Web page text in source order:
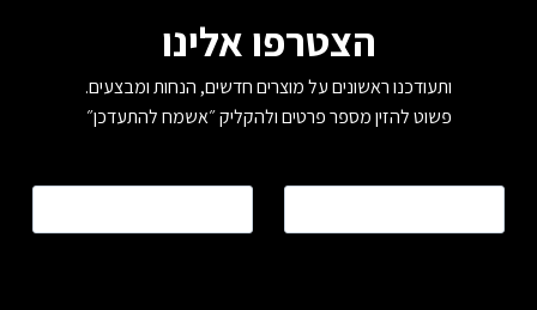
הצטרפו אלינו
ותעודכנו ראשונים על מוצרים חדשים, הנחות ומבצעים.
פשוט להזין מספר פרטים ולהקליק ״אשמח להתעדכן״